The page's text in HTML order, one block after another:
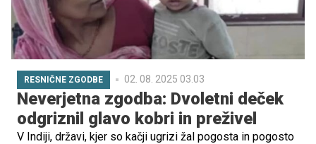
RESNIČNE ZGODBE 02. 08. 2025 03.03
Neverjetna zgodba: Dvoletni deček
odgriznil glavo kobri in preživel
V Indiji, državi, kjer so kačji ugrizi žal pogosta in pogosto